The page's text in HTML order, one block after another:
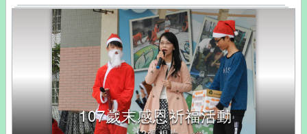
107歲末感恩祈福活動